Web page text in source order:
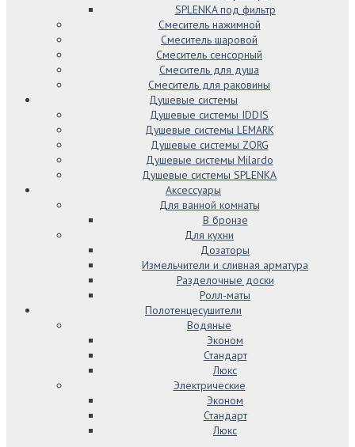
SPLENKA под фильтр
Смеситель нажимной
Смеситель шаровой
Смеситель сенсорный
Смеситель для душа
Смеситель для раковины
Душевые системы
Душевые системы IDDIS
Душевые системы LEMARK
Душевые системы ZORG
Душевые системы Milardo
Душевые системы SPLENKA
Аксессуары
Для ванной комнаты
В бронзе
Для кухни
Дозаторы
Измельчители и сливная арматура
Разделочные доски
Ролл-маты
Полотенцесушители
Водяные
Эконом
Стандарт
Люкс
Электрические
Эконом
Стандарт
Люкс